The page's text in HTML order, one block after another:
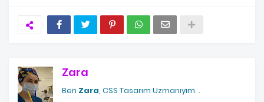
Zara
Ben Zara, CSS Tasarım Uzmanıyım. .